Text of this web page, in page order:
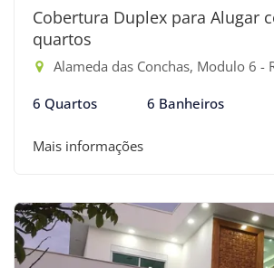
Cobertura Duplex para Alugar
quartos
Alameda das Conchas, Modulo 6 - Riviera de São
6 Quartos 6 Banheiros
Mais informações